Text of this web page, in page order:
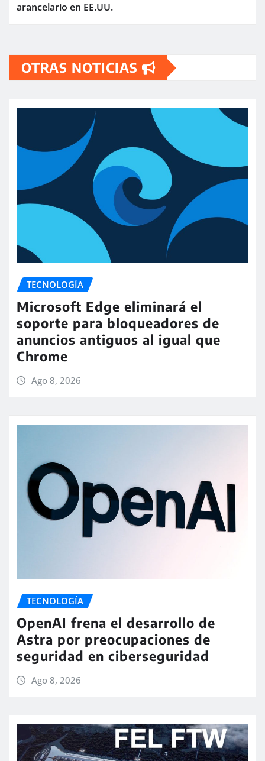
arancelario en EE.UU.
OTRAS NOTICIAS
TECNOLOGÍA
Microsoft Edge eliminará el
soporte para bloqueadores de
anuncios antiguos al igual que
Chrome
Ago 8, 2026
TECNOLOGÍA
OpenAI frena el desarrollo de
Astra por preocupaciones de
seguridad en ciberseguridad
Ago 8, 2026